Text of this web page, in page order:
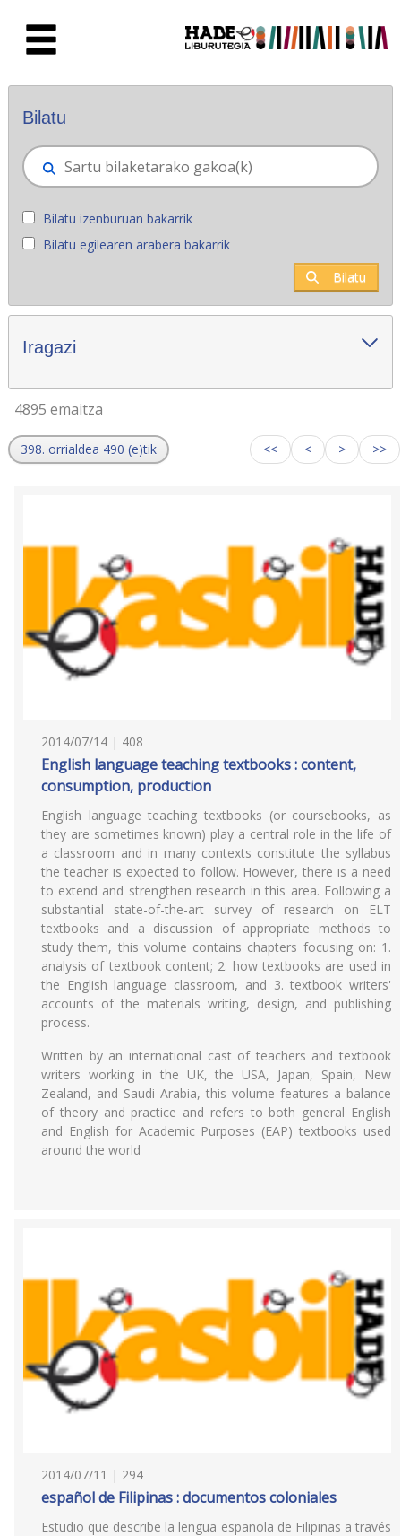
Eskuratu berriak - Liburutegia
Bilatu
Bilatu izenburuan bakarrik
Bilatu egilearen arabera bakarrik
Bilatu
Iragazi
4895 emaitza
398. orrialdea 490 (e)tik << < > >>
2014/07/14 | 408
English language teaching textbooks : content,
consumption, production
English language teaching textbooks (or coursebooks, as
they are sometimes known) play a central role in the life of
a classroom and in many contexts constitute the syllabus
the teacher is expected to follow. However, there is a need
to extend and strengthen research in this area. Following a
substantial state-of-the-art survey of research on ELT
textbooks and a discussion of appropriate methods to
study them, this volume contains chapters focusing on: 1.
analysis of textbook content; 2. how textbooks are used in
the English language classroom, and 3. textbook writers'
accounts of the materials writing, design, and publishing
process.
Written by an international cast of teachers and textbook
writers working in the UK, the USA, Japan, Spain, New
Zealand, and Saudi Arabia, this volume features a balance
of theory and practice and refers to both general English
and English for Academic Purposes (EAP) textbooks used
around the world
2014/07/11 | 294
español de Filipinas : documentos coloniales
Estudio que describe la lengua española de Filipinas a través